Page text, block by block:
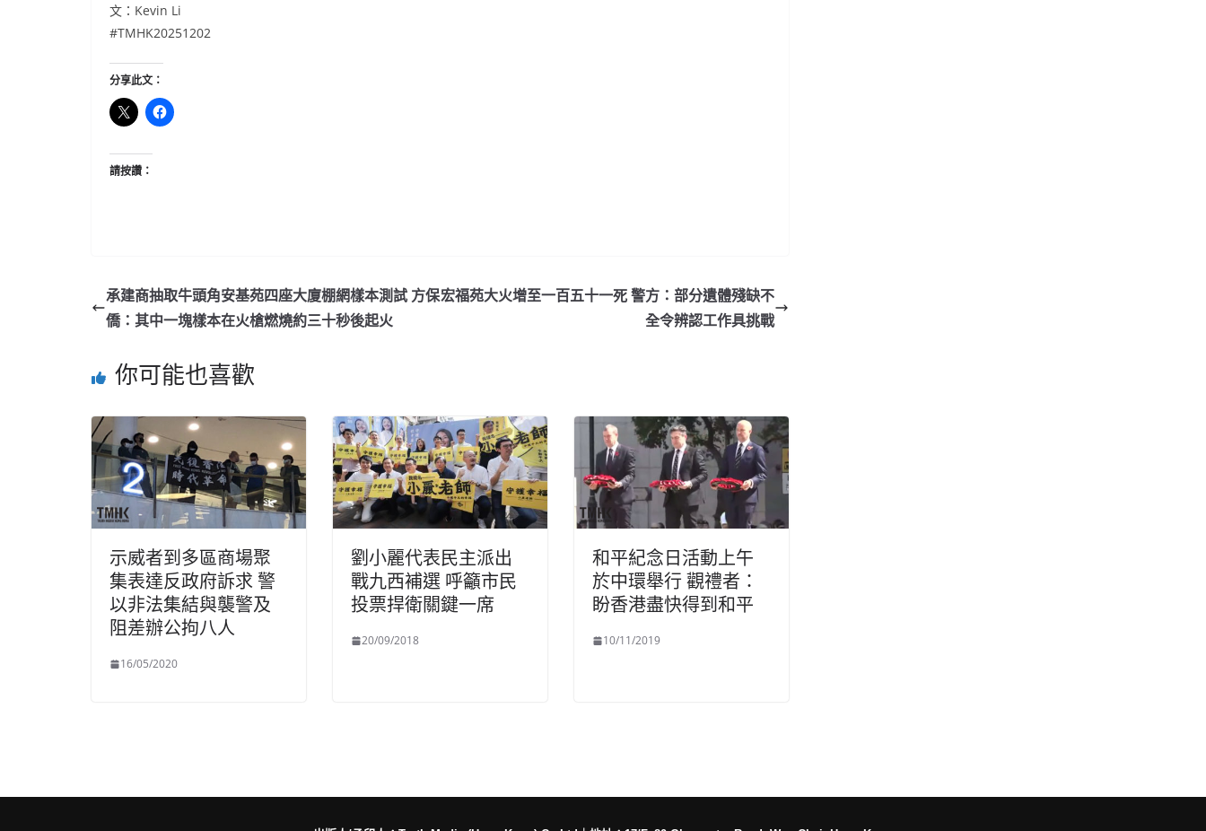
文：Kevin Li
#TMHK20251202
分享此文：
請按讚：
承建商抽取牛頭角安基苑四座大廈棚網樣本測試 方保
僑：其中一塊樣本在火槍燃燒約三十秒後起火
宏福苑大火增至一百五十一死 警方：部分遺體殘缺不
全令辨認工作具挑戰
你可能也喜歡
示威者到多區商場聚
集表達反政府訴求 警
以非法集結與襲警及
阻差辦公拘八人
16/05/2020
劉小麗代表民主派出
戰九西補選 呼籲市民
投票捍衛關鍵一席
20/09/2018
和平紀念日活動上午
於中環舉行 觀禮者：
盼香港盡快得到和平
10/11/2019